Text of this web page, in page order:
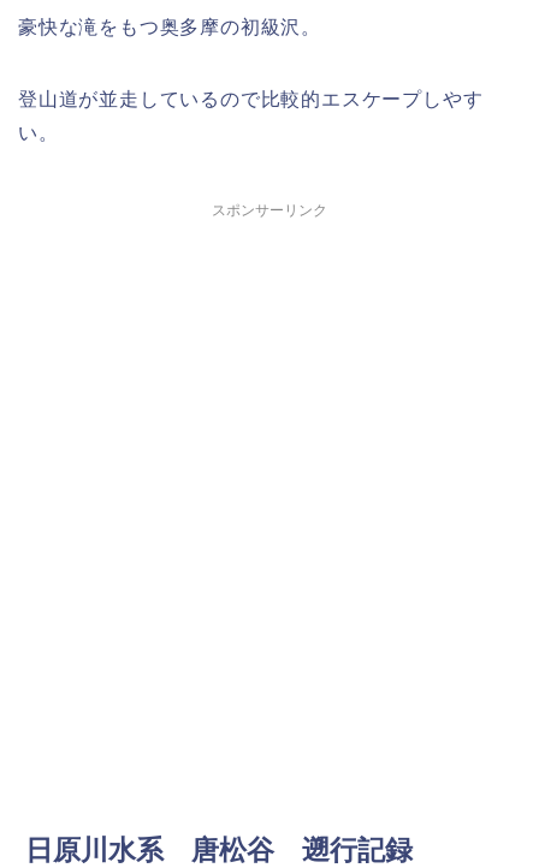
豪快な滝をもつ奥多摩の初級沢。
登山道が並走しているので比較的エスケープしやす
い。
スポンサーリンク
日原川水系 唐松谷 遡行記録